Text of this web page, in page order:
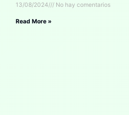
13/08/2024 No hay comentarios
Read More »